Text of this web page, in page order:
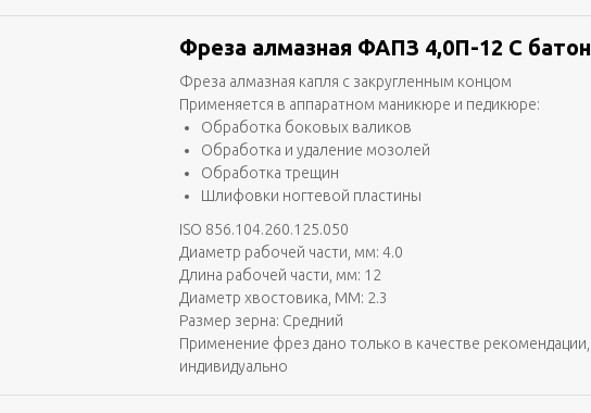
Фреза алмазная ФАПЗ 4,0П-12 С батон
Фреза алмазная капля с закругленным концом
Применяется в аппаратном маникюре и педикюре:
Обработка боковых валиков
Обработка и удаление мозолей
Обработка трещин
Шлифовки ногтевой пластины
ISO 856.104.260.125.050
Диаметр рабочей части, мм: 4.0
Длина рабочей части, мм: 12
Диаметр хвостовика, ММ: 2.3
Размер зерна: Средний
Применение фрез дано только в качестве
индивидуально